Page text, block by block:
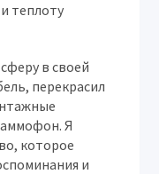
теплоту
в своей
перекрасил
Я
которое
и